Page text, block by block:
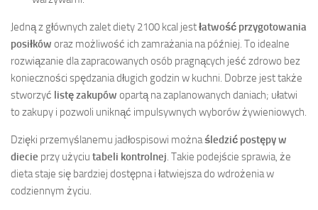
Jedną z głównych zalet diety 2100 kcal jestłatwość przygotowania
posiłków oraz możliwość ich zamrażania na później. To idealne
rozwiązanie dla zapracowanych osób pragnących jeść zdrowo bez
konieczności spędzania długich godzin w kuchni. Dobrze jest także
stworzyć listę zakupów opartą na zaplanowanych daniach; ułatwi
to zakupy i pozwoli uniknąć impulsywnych wyborów żywieniowych.
Dzięki przemyślanemu jadłospisowi możnaśledzić postępy w
diecie przy użyciu tabeli kontrolnej. Takie podejście sprawia, że
dieta staje się bardziej dostępna i łatwiejsza do wdrożenia w
codziennym życiu.